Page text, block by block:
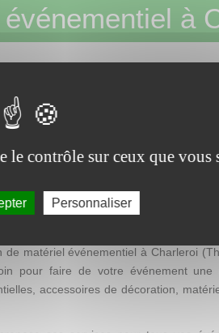
à
– CHAPITEAUX - MOBILIER –
: location de
décoration facile à mettre en place et
une action promotionnelle ?
de matériel événementiel à Charleroi
pour faire de votre événement une
accessoires de décoration,
le contrôle sur ceux que vous
Personnaliser